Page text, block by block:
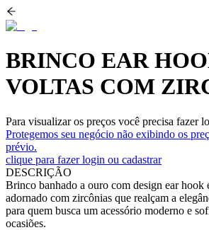
BRINCO EAR
VOLTAS COM
Para visualizar os preços você precisa fazer
Protegemos seu negócio não exibindo os
prévio.
clique para fazer login ou cadastrar
DESCRIÇÃO
Brinco banhado a ouro com design ear hook
adornado com zircônias que realçam a
para quem busca um acessório moderno e
ocasiões.